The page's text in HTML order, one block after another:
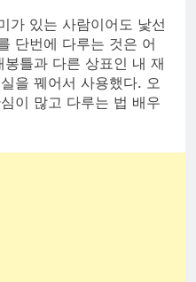
가 있는 사람이어도 낯선
단번에 다루는 것은 어
틀과 다른 상표인 내 재
을 꿰어서 사용했다. 오
이 많고 다루는 법 배우